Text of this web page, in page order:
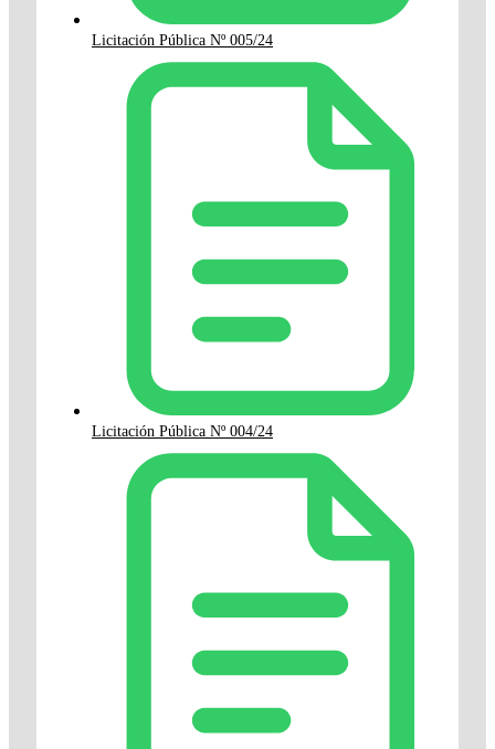
Licitación Pública Nº 005/24
Licitación Pública Nº 004/24